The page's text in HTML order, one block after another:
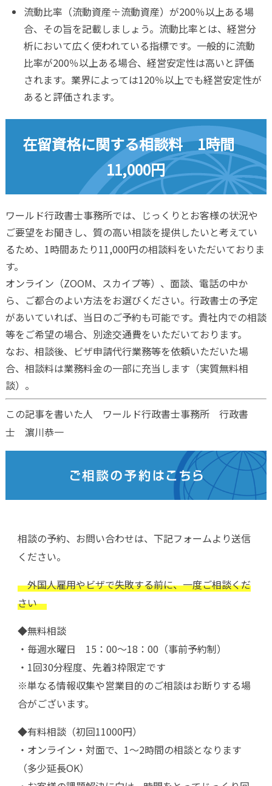
流動比率（流動資産÷流動資産）が200％以上ある場
合、その旨を記載しましょう。流動比率とは、経営分
析において広く使われている指標です。一般的に流動
比率が200％以上ある場合、経営安定性は高いと評価
されます。業界によっては120％以上でも経営安定性が
あると評価されます。
在留資格に関する相談料 1時間
11,000円
ワールド行政書士事務所では、じっくりとお客様の状況や
ご要望をお聞きし、質の高い相談を提供したいと考えてい
るため、1時間あたり11,000円の相談料をいただいておりま
す。
オンライン（ZOOM、スカイプ等）、面談、電話の中か
ら、ご都合のよい方法をお選びください。行政書士の予定
があいていれば、当日のご予約も可能です。貴社内での相談
等をご希望の場合、別途交通費をいただいております。
なお、相談後、ビザ申請代行業務等を依頼いただいた場
合、相談料は業務料金の一部に充当します（実質無料相
談）。
この記事を書いた人 ワールド行政書士事務所 行政書
士 濵川恭一
相談の予約、お問い合わせは、下記フォームより送信
ください。
外国人雇用やビザで失敗する前に、一度ご相談くだ
さい
◆無料相談
・毎週水曜日 15：00～18：00（事前予約制）
・1回30分程度、先着3枠限定です
※単なる情報収集や営業目的のご相談はお断りする場
合がございます。
◆有料相談（初回11000円）
・オンライン・対面で、1～2時間の相談となります
（多少延長OK）